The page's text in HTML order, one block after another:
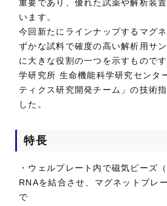
重要であり、優れた試薬や解析装
います。
今回新たにラインナップするマグ
ずかな試料で確度の高い解析用サ
に大きな役割の一つを示すもので
学研究所 生命機能科学研究センタ
ティクス研究開発チーム」の技術
した。
特長
・ウェルプレート内で磁気ビーズ
RNAを結合させ、マグネットプレ
で